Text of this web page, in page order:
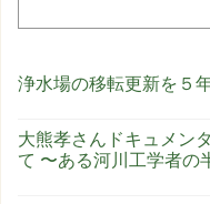
浄水場の移転更新を５
大熊孝さんドキュメン
て 〜ある河川工学者の